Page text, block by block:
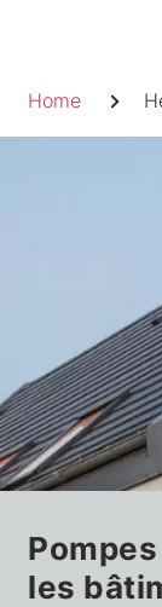
d'Ariane
Home
les